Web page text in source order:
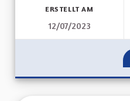
ERSTELLT AM
12/07/2023